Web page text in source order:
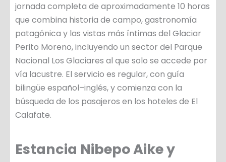
jornada completa de aproximadamente 10 horas
que combina historia de campo, gastronomía
patagónica y las vistas más íntimas del Glaciar
Perito Moreno, incluyendo un sector del Parque
Nacional Los Glaciares al que solo se accede por
vía lacustre. El servicio es regular, con guía
bilingüe español–inglés, y comienza con la
búsqueda de los pasajeros en los hoteles de El
Calafate.
Estancia Nibepo Aike y